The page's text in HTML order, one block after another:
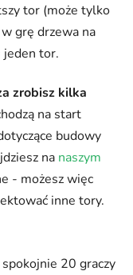
tor (może tylko
grę drzewa na
jeden tor.
zrobisz kilka
na start
budowy
na naszym
- możesz więc
inne tory.
spokojnie 20 graczy